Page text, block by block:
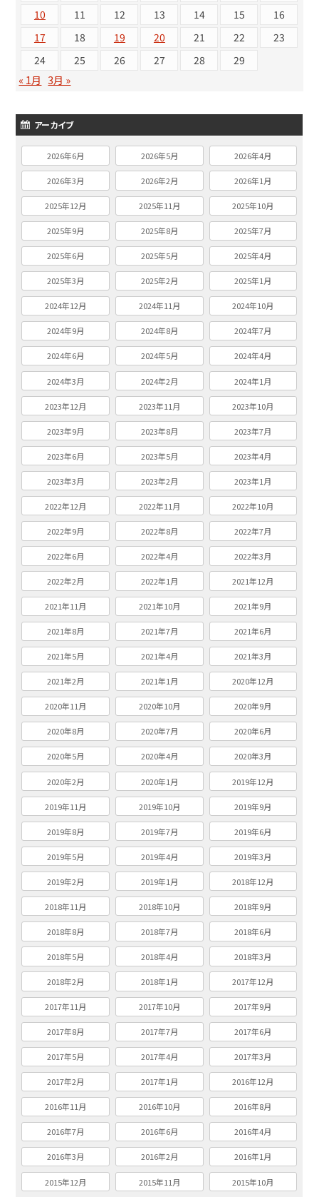
10
11 12 13 14 15
16
17
18 19 20 21 22
23
24
25 26 27 28
29
« 1月 3月 »
アーカイブ
2026年6月 2026年5月 2026年4月
2026年3月 2026年2月 2026年1月
2025年12月 2025年11月 2025年10月
2025年9月 2025年8月 2025年7月
2025年6月 2025年5月 2025年4月
2025年3月 2025年2月 2025年1月
2024年12月 2024年11月 2024年10月
2024年9月 2024年8月 2024年7月
2024年6月 2024年5月 2024年4月
2024年3月 2024年2月 2024年1月
2023年12月 2023年11月 2023年10月
2023年9月 2023年8月 2023年7月
2023年6月 2023年5月 2023年4月
2023年3月 2023年2月 2023年1月
2022年12月 2022年11月 2022年10月
2022年9月 2022年8月 2022年7月
2022年6月 2022年4月 2022年3月
2022年2月 2022年1月 2021年12月
2021年11月 2021年10月 2021年9月
2021年8月 2021年7月 2021年6月
2021年5月 2021年4月 2021年3月
2021年2月 2021年1月 2020年12月
2020年11月 2020年10月 2020年9月
2020年8月 2020年7月 2020年6月
2020年5月 2020年4月 2020年3月
2020年2月 2020年1月 2019年12月
2019年11月 2019年10月 2019年9月
2019年8月 2019年7月 2019年6月
2019年5月 2019年4月 2019年3月
2019年2月 2019年1月 2018年12月
2018年11月 2018年10月 2018年9月
2018年8月 2018年7月 2018年6月
2018年5月 2018年4月 2018年3月
2018年2月 2018年1月 2017年12月
2017年11月 2017年10月 2017年9月
2017年8月 2017年7月 2017年6月
2017年5月 2017年4月 2017年3月
2017年2月 2017年1月 2016年12月
2016年11月 2016年10月 2016年8月
2016年7月 2016年6月 2016年4月
2016年3月 2016年2月 2016年1月
2015年12月 2015年11月 2015年10月